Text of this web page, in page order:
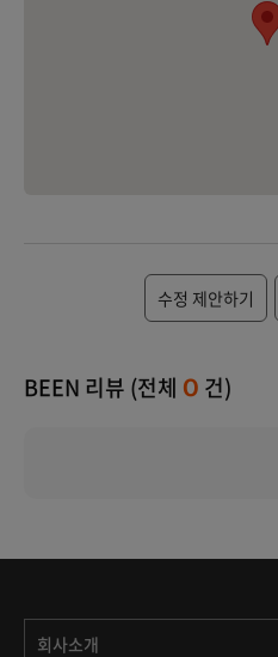
수정 제안하기
BEEN 리뷰 (전체 0 건)
회사소개